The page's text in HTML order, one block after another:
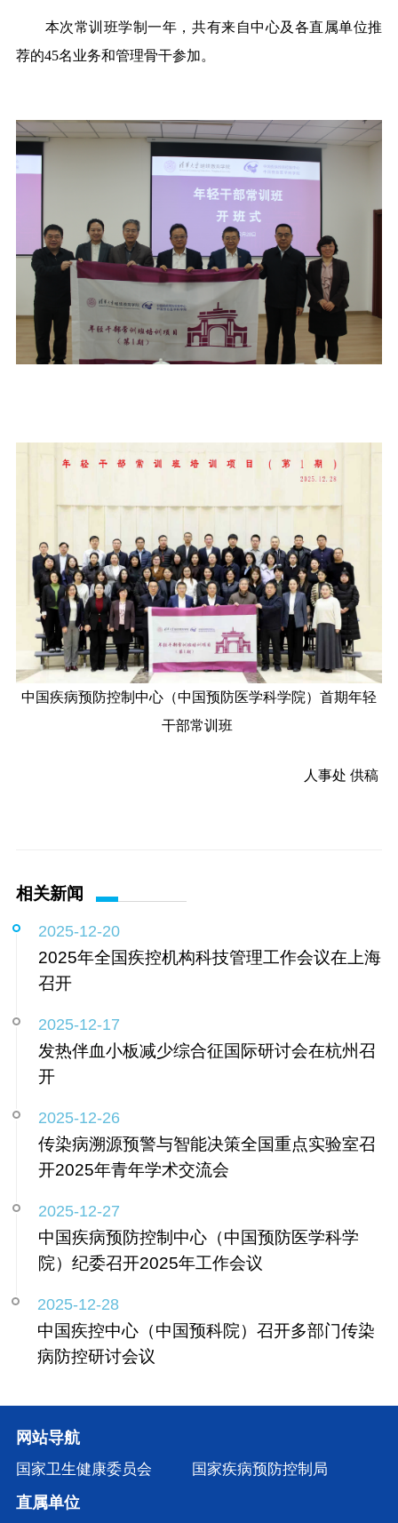
本次常训班学制一年，共有来自中心及各直属单位推
荐的45名业务和管理骨干参加。
中国疾病预防控制中心（中国预防医学科学院） 首期年轻
干部常训班
人事处 供稿
相关新闻
2025-12-20
2025年全国疾控机构科技管理工作会议在上海
召开
2025-12-17
发热伴血小板减少综合征国际研讨会在杭州召
开
2025-12-26
传染病溯源预警与智能决策全国重点实验室召
开2025年青年学术交流会
2025-12-27
中国疾病预防控制中心（中国预防医学科学
院）纪委召开2025年工作会议
2025-12-28
中国疾控中心（中国预科院）召开多部门传染
病防控研讨会议
网站导航
国家卫生健康委员会 国家疾病预防控制局
直属单位